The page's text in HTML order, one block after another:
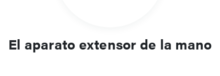
El aparato extensor de la mano